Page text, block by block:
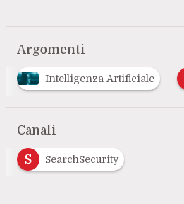
Argomenti
R Rete S Server
Canali
S SearchSecurity